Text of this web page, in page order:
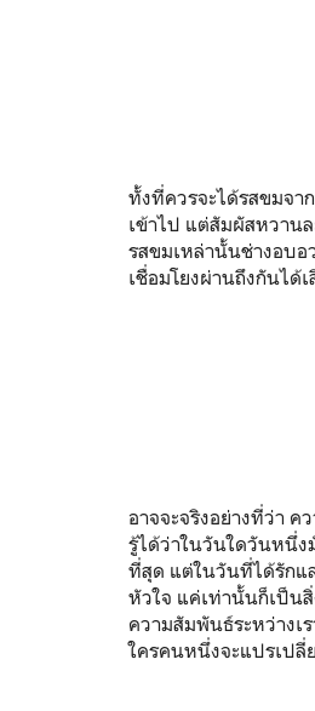
ทั้งที่ควรจะได้รสขมจา
เข้าไป แต่สัมผัสหวาน
รสขมเหล่านั้นช่างอบอ
เชื่อมโยงผ่านถึงกันได้
อาจจะจริงอย่างที่ว่า ค
รู้ได้ว่าในวันใดวันหนึ่ง
ที่สุด แต่ในวันที่ได้รักแ
หัวใจ แค่เท่านั้นก็เป็น
ความสัมพันธ์ระหว่างเ
ใครคนหนึ่งจะแปรเปลี่